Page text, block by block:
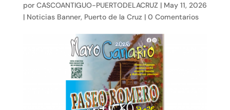
por CASCOANTIGUO-PUERTODELACRUZ | May 11, 2026
| Noticias Banner, Puerto de la Cruz | 0 Comentarios